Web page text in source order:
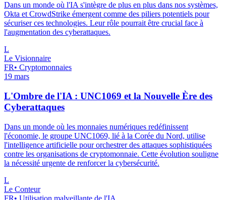
Dans un monde où l'IA s'intègre de plus en plus dans nos systèmes,
Okta et CrowdStrike émergent comme des piliers potentiels pour
sécuriser ces technologies. Leur rôle pourrait être crucial face à
l'augmentation des cyberattaques.
L
Le Visionnaire
FR• Cryptomonnaies
19 mars
L'Ombre de l'IA : UNC1069 et la Nouvelle Ère des
Cyberattaques
Dans un monde où les monnaies numériques redéfinissent
l'économie, le groupe UNC1069, lié à la Corée du Nord, utilise
l'intelligence artificielle pour orchestrer des attaques sophistiquées
contre les organisations de cryptomonnaie. Cette évolution souligne
la nécessité urgente de renforcer la cybersécurité.
L
Le Conteur
FR• Utilisation malveillante de l'IA